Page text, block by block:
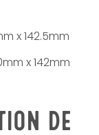
x 142.5mm
x 142mm
DE